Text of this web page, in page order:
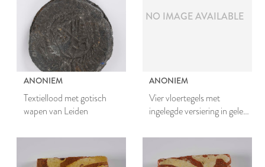
ANONIEM
Textiellood met gotisch
wapen van Leiden
NO IMAGE AVAILABLE
ANONIEM
Vier vloertegels met
ingelegde versiering in gele
vormend